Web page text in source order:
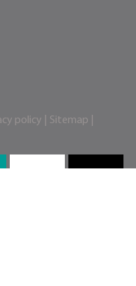
policy Sitemap